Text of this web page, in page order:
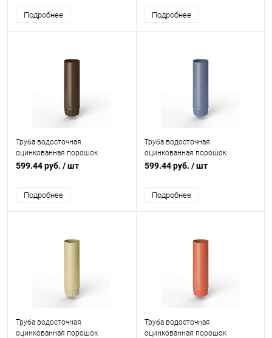
Подробнее Подробнее
Труба водосточная
оцинкованная порошок
ф125х1250мм RAL 8028
599.44 руб. / шт
Подробнее
Труба водосточная
оцинкованная порошок
ф125х1250мм RAL 5014
599.44 руб. / шт
Подробнее
Труба водосточная
оцинкованная порошок
Труба водосточная
оцинкованная порошок